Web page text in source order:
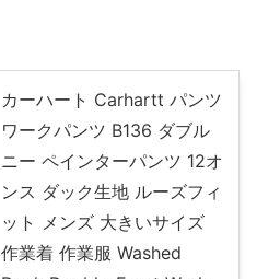
カーハート Carhartt パンツ
ワークパンツ B136 ダブル
ニー ペインターパンツ 12オ
ンス ダック生地 ルーズフィ
ット メンズ 大きいサイズ
作業着 作業服 Washed